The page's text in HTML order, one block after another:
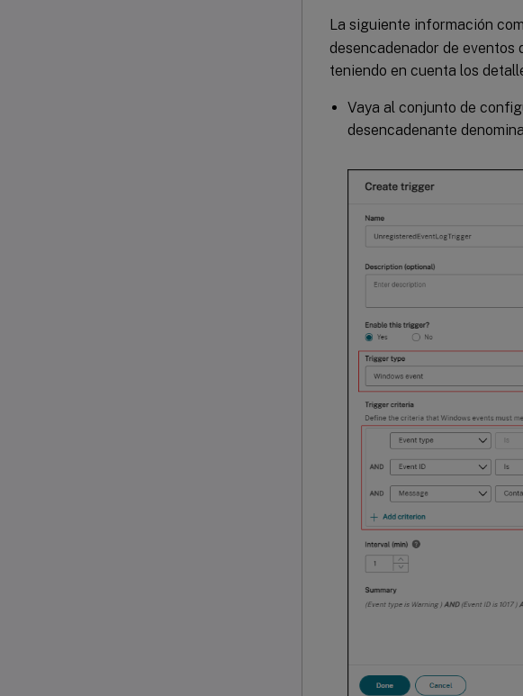
La siguiente información
desencadenador de eventos
teniendo en cuenta los
Vaya al conjunto de
desencadenante